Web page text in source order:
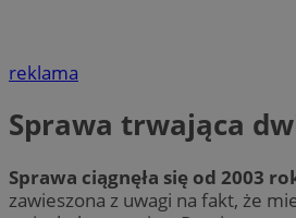
reklama
Sprawa trwająca
Sprawa ciągnęła się od 2003
zawieszona z uwagi na fakt, że